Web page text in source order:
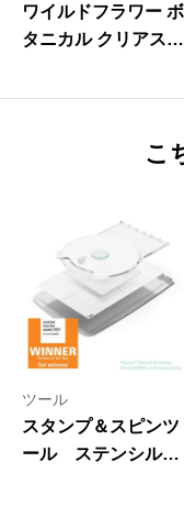
ワイルドフラワー ボ
タニカル クリアスタ
Botanicals – Clear
こ
ツール
スタンプ＆スピンツ
ール ステンシル＆